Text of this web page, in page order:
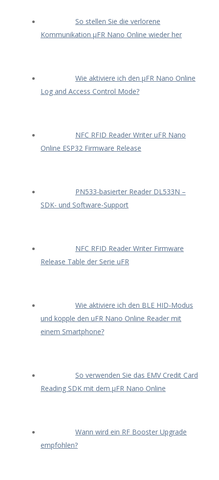
So stellen Sie die verlorene
Kommunikation μFR Nano Online wieder her
Wie aktiviere ich den μFR Nano Online
Log and Access Control Mode?
NFC RFID Reader Writer uFR Nano
Online ESP32 Firmware Release
PN533-basierter Reader DL533N –
SDK- und Software-Support
NFC RFID Reader Writer Firmware
Release Table der Serie uFR
Wie aktiviere ich den BLE HID-Modus
und kopple den uFR Nano Online Reader mit
einem Smartphone?
So verwenden Sie das EMV Credit Card
Reading SDK mit dem μFR Nano Online
Wann wird ein RF Booster Upgrade
empfohlen?